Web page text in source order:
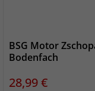
BSG Motor
Bodenfach
Preis
28,99 €